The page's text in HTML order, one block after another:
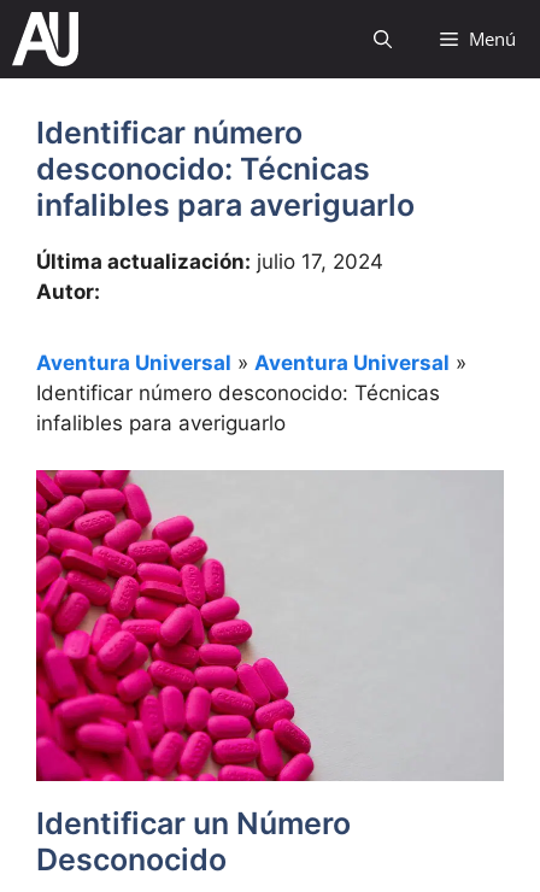
Saltar
contenido
Menú
Identificar número
desconocido: Técnicas
infalibles para averiguarlo
Última actualización: julio 17, 2024
Autor:
Aventura Universal » Aventura Universal »
Identificar número desconocido: Técnicas
infalibles para averiguarlo
Identificar un Número
Desconocido